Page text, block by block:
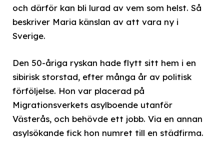
och därför kan bli lurad av vem som helst. Så
beskriver Maria känslan av att vara ny i
Sverige.
Den 50-åriga ryskan hade flytt sitt hem i en
sibirisk storstad, efter många år av politisk
förföljelse. Hon var placerad på
Migrationsverkets asylboende utanför
Västerås, och behövde ett jobb. Via en annan
asylsökande fick hon numret till en städfirma.